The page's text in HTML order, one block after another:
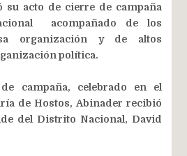
su acto de cierre de campaña
acompañado de los
organización y de altos
política.
campaña, celebrado en el
de Hostos, Abinader recibió
del Distrito Nacional, David